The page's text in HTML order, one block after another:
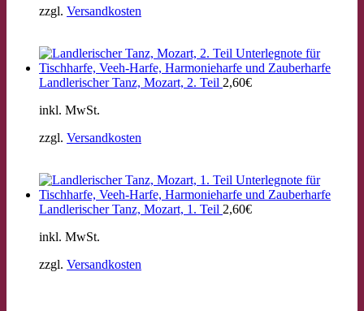
zzgl. Versandkosten
Landlerischer Tanz, Mozart, 2. Teil 2,60€
inkl. MwSt.
zzgl. Versandkosten
Landlerischer Tanz, Mozart, 1. Teil 2,60€
inkl. MwSt.
zzgl. Versandkosten